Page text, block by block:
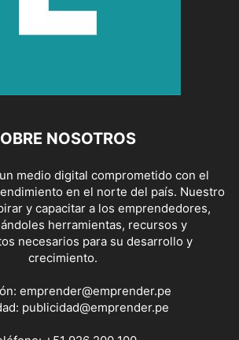
NOSOTROS
medio digital comprometido con el
en el norte del país. Nuestro
y capacitar a los emprendedores,
herramientas, recursos y
necesarios para su desarrollo y
crecimiento.
emprender@emprender.pe
publicidad@emprender.pe